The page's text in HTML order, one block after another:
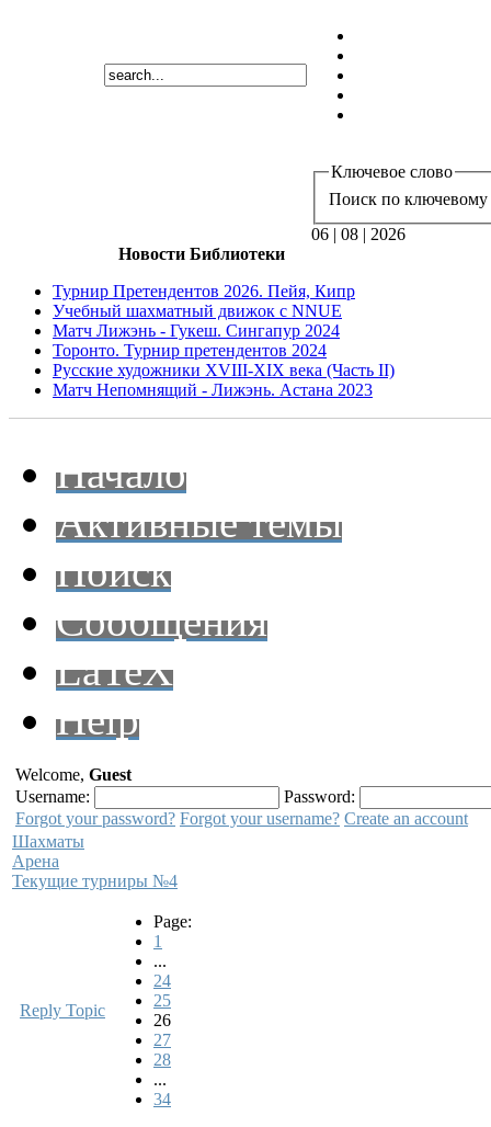
Ключевое слово
Поиск по ключевому
06 | 08 | 2026
Новости Библиотеки
Турнир Претендентов 2026. Пейя, Кипр
Учебный шахматный движок с NNUE
Матч Лижэнь - Гукеш. Сингапур 2024
Торонто. Турнир претендентов 2024
Русские художники XVIII-XIX века (Часть II)
Матч Непомнящий - Лижэнь. Астана 2023
Начало
Активные темы
Поиск
Сообщения
LaTeX
Help
Welcome, Guest
Username:
Password:
Forgot your password? Forgot your username? Create an account
Шахматы
Арена
Текущие турниры №4
Reply Topic
Page:
1
...
24
25
26
27
28
...
34